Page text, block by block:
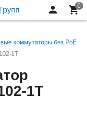
коммутаторы без РоЕ
1T
1T